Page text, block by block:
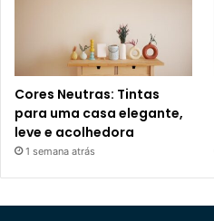
Cores Neutras: Tintas
para uma casa elegante,
leve e acolhedora
1 semana atrás